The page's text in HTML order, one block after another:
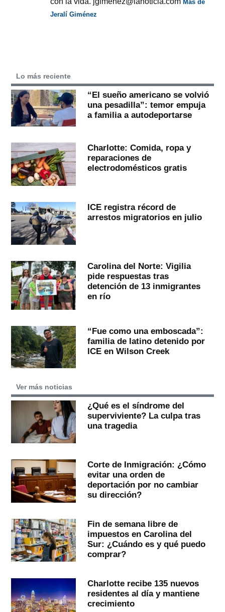
Más de
Jeralí Giménez
Lo más reciente
“El sueño americano se volvió
una pesadilla”: temor empuja
a familia a autodeportarse
Charlotte: Comida, ropa y
reparaciones de
electrodomésticos gratis
ICE registra récord de
arrestos migratorios en julio
Carolina del Norte: Vigilia
pide respuestas tras
detención de 13 inmigrantes
en río
“Fue como una emboscada”:
familia de latino detenido por
ICE en Wilson Creek
Ver más noticias
¿Qué es el síndrome del
superviviente? La culpa tras
una tragedia
Corte de Inmigración: ¿Cómo
evitar una orden de
deportación por no cambiar
su dirección?
Fin de semana libre de
impuestos en Carolina del
Sur: ¿Cuándo es y qué puedo
comprar?
Charlotte recibe 135 nuevos
residentes al día y mantiene
crecimiento